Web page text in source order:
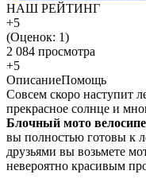
НАШ РЕЙТИНГ
+5
(Оценок: 1)
2 084 просмотра
+5
ОписаниеПомощь
Совсем скоро наступит
прекрасное солнце и
Блочный мото
вы полностью готовы к
друзьями вы возьмете
невероятно красивым